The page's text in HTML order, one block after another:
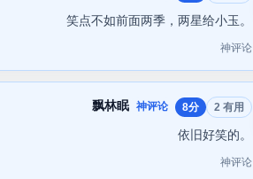
笑点不如前面两季，两星给小玉。
神评论
飘林眠 神评论 8分 2 有用
依旧好笑的。
神评论